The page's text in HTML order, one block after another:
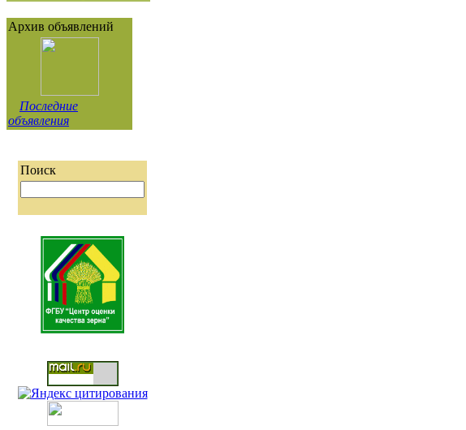
Архив объявлений
Последние
объявления
Поиск